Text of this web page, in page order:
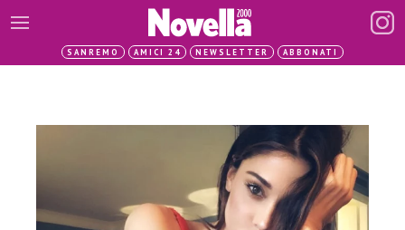
SANREMO AMICI 24 NEWSLETTER ABBONATI